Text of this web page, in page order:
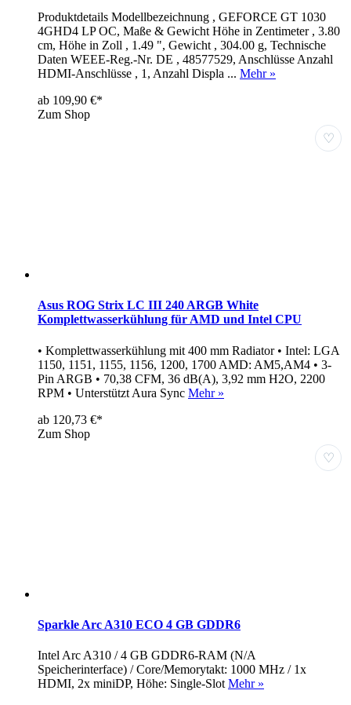
Produktdetails Modellbezeichnung , GEFORCE GT 1030
4GHD4 LP OC, Maße & Gewicht Höhe in Zentimeter , 3.80
cm, Höhe in Zoll , 1.49 ", Gewicht , 304.00 g, Technische
Daten WEEE-Reg.-Nr. DE , 48577529, Anschlüsse Anzahl
HDMI-Anschlüsse , 1, Anzahl Displa ... Mehr »
ab 109,90 €*
Zum Shop
♡
Asus ROG Strix LC III 240 ARGB White
Komplettwasserkühlung für AMD und Intel CPU
• Komplettwasserkühlung mit 400 mm Radiator • Intel: LGA
1150, 1151, 1155, 1156, 1200, 1700 AMD: AM5,AM4 • 3-
Pin ARGB • 70,38 CFM, 36 dB(A), 3,92 mm H2O, 2200
RPM • Unterstützt Aura Sync Mehr »
ab 120,73 €*
Zum Shop
♡
Sparkle Arc A310 ECO 4 GB GDDR6
Intel Arc A310 / 4 GB GDDR6-RAM (N/A
Speicherinterface) / Core/Memorytakt: 1000 MHz / 1x
HDMI, 2x miniDP, Höhe: Single-Slot Mehr »